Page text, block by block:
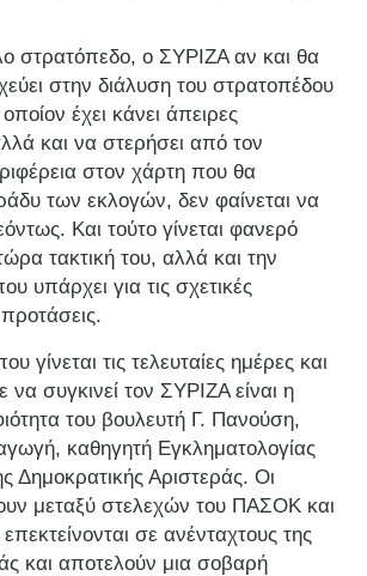
στρατόπεδο, ο ΣΥΡΙΖΑ αν και θα
στην διάλυση του στρατοπέδου
έχει κάνει άπειρες
και να στερήσει από τον
στον χάρτη που θα
των εκλογών, δεν φαίνεται να
Και τούτο γίνεται φανερό
τακτική του, αλλά και την
υπάρχει για τις σχετικές
γίνεται τις τελευταίες ημέρες και
συγκινεί τον ΣΥΡΙΖΑ είναι η
του βουλευτή Γ. Πανούση,
καθηγητή Εγκληματολογίας
Δημοκρατικής Αριστεράς. Οι
μεταξύ στελεχών του ΠΑΣΟΚ και
σε ανένταχτους της
και αποτελούν μια σοβαρή